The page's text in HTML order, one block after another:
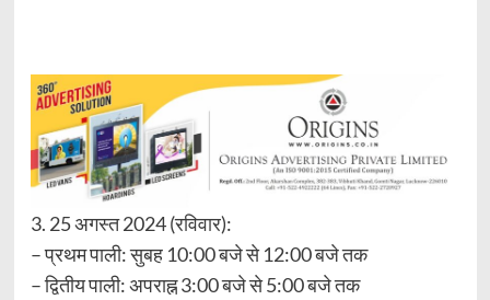
3. 25 अगस्त 2024 (रविवार):
– प्रथम पाली: सुबह 10:00 बजे से 12:00 बजे तक
– द्वितीय पाली: अपराह्न 3:00 बजे से 5:00 बजे तक